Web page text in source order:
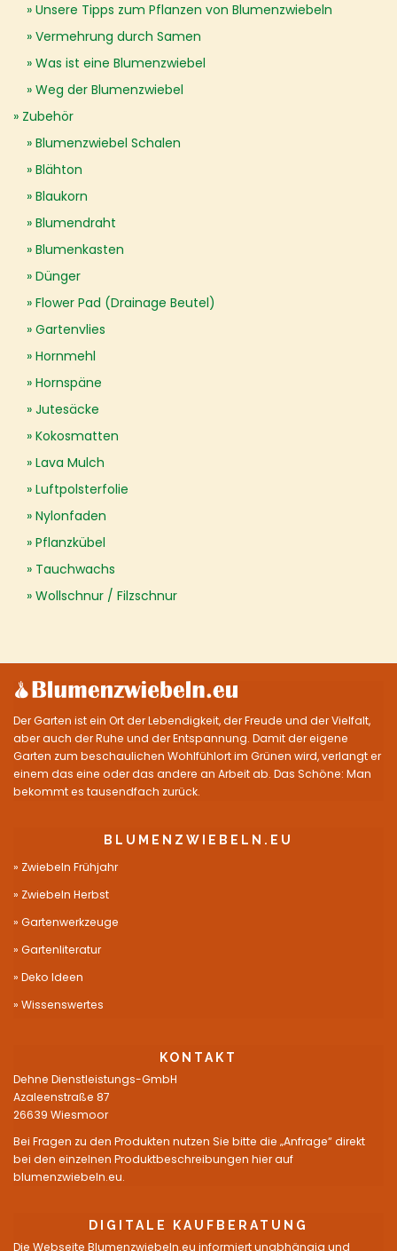
Unsere Tipps zum Pflanzen von Blumenzwiebeln
Vermehrung durch Samen
Was ist eine Blumenzwiebel
Weg der Blumenzwiebel
Zubehör
Blumenzwiebel Schalen
Blähton
Blaukorn
Blumendraht
Blumenkasten
Dünger
Flower Pad (Drainage Beutel)
Gartenvlies
Hornmehl
Hornspäne
Jutesäcke
Kokosmatten
Lava Mulch
Luftpolsterfolie
Nylonfaden
Pflanzkübel
Tauchwachs
Wollschnur / Filzschnur
Der Garten ist ein Ort der Lebendigkeit, der Freude und der Vielfalt,
aber auch der Ruhe und der Entspannung. Damit der eigene
Garten zum beschaulichen Wohlfühlort im Grünen wird, verlangt er
einem das eine oder das andere an Arbeit ab. Das Schöne: Man
bekommt es tausendfach zurück.
BLUMENZWIEBELN.EU
Zwiebeln Frühjahr
Zwiebeln Herbst
Gartenwerkzeuge
Gartenliteratur
Deko Ideen
Wissenswertes
KONTAKT
Dehne Dienstleistungs-GmbH
Azaleenstraße 87
26639 Wiesmoor
Bei Fragen zu den Produkten nutzen Sie bitte die „Anfrage“ direkt
bei den einzelnen Produktbeschreibungen hier auf
blumenzwiebeln.eu.
DIGITALE KAUFBERATUNG
Die Webseite Blumenzwiebeln.eu informiert unabhängig und